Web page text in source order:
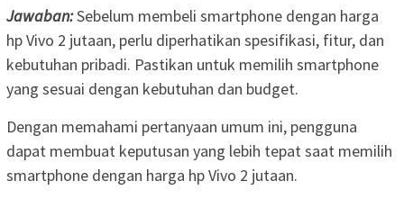
Jawaban:Sebelum membeli smartphone dengan harga
hp Vivo 2 jutaan, perlu diperhatikan spesifikasi, fitur, dan
kebutuhan pribadi. Pastikan untuk memilih smartphone
yang sesuai dengan kebutuhan dan budget.
Dengan memahami pertanyaan umum ini, pengguna
dapat membuat keputusan yang lebih tepat saat memilih
smartphone dengan harga hp Vivo 2 jutaan.